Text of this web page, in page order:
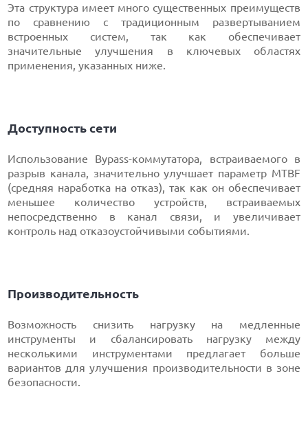
Эта структура имеет много существенных преимуществ
по сравнению с традиционным развертыванием
встроенных систем, так как обеспечивает
значительные улучшения в ключевых областях
применения, указанных ниже.
Доступность сети
Использование Bypass-коммутатора, встраиваемого в
разрыв канала, значительно улучшает параметр MTBF
(средняя наработка на отказ), так как он обеспечивает
меньшее количество устройств, встраиваемых
непосредственно в канал связи, и увеличивает
контроль над отказоустойчивыми событиями.
Производительность
Возможность снизить нагрузку на медленные
инструменты и сбалансировать нагрузку между
несколькими инструментами предлагает больше
вариантов для улучшения производительности в зоне
безопасности.